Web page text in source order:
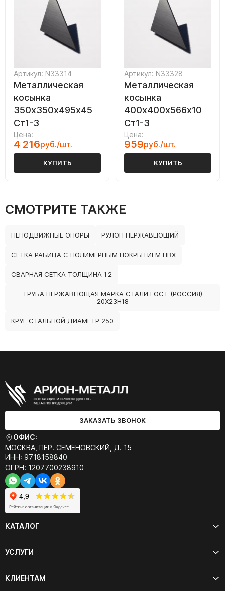
Артикул: N33314
Металлическая
косынка
350х350х495х45
Ст1-3
Цена:
4 216руб./шт.
КУПИТЬ
Артикул: N33328
Металлическая
косынка
400х400х566х10
Ст1-3
Цена:
959руб./шт.
КУПИТЬ
СМОТРИТЕ ТАКЖЕ
НЕПОДВИЖНЫЕ ОПОРЫ РУЛОН НЕРЖАВЕЮЩИЙ
СЕТКА РАБИЦА С ПОЛИМЕРНЫМ ПОКРЫТИЕМ ПВХ
СВАРНАЯ СЕТКА ТОЛЩИНА 1.2
ТРУБА НЕРЖАВЕЮЩАЯ МАРКА СТАЛИ ГОСТ (РОССИЯ)
20Х23Н18
КРУГ СТАЛЬНОЙ ДИАМЕТР 250
ЗАКАЗАТЬ ЗВОНОК
ОФИС:
МОСКВА, ПЕР. СЕМЁНОВСКИЙ, Д. 15
ИНН: 9718158840
ОГРН: 1207700238910
КАТАЛОГ
УСЛУГИ
КЛИЕНТАМ